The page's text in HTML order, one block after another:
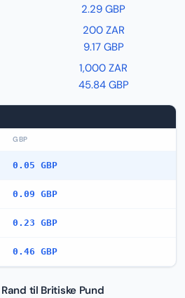
2.29 GBP
200 ZAR
9.17 GBP
1,000 ZAR
45.84 GBP
GBP
0.05 GBP
0.09 GBP
0.23 GBP
0.46 GBP
til Britiske Pund